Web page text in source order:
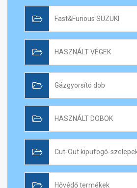
Fast&Furious SUZUKI
HASZNÁLT VÉGEK
Gázgyorsító dob
HASZNÁLT DOBOK
Cut-Out kipufogó-
Hővédő termékek